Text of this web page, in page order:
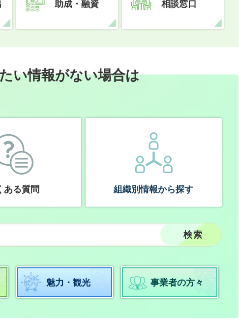
助成・融資 相談窓口
い情報がない場合は
ある質問 組織別情報から探す
魅力・観光 事業者の方々